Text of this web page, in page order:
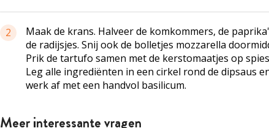
2
Maak de krans. Halveer de komkommers, de
de radijsjes. Snij ook de bolletjes mozzarella
Prik de tartufo samen met de kerstomaatjes op
Leg alle ingrediënten in een cirkel rond de dipsaus
werk af met een handvol basilicum.
Meer interessante vragen